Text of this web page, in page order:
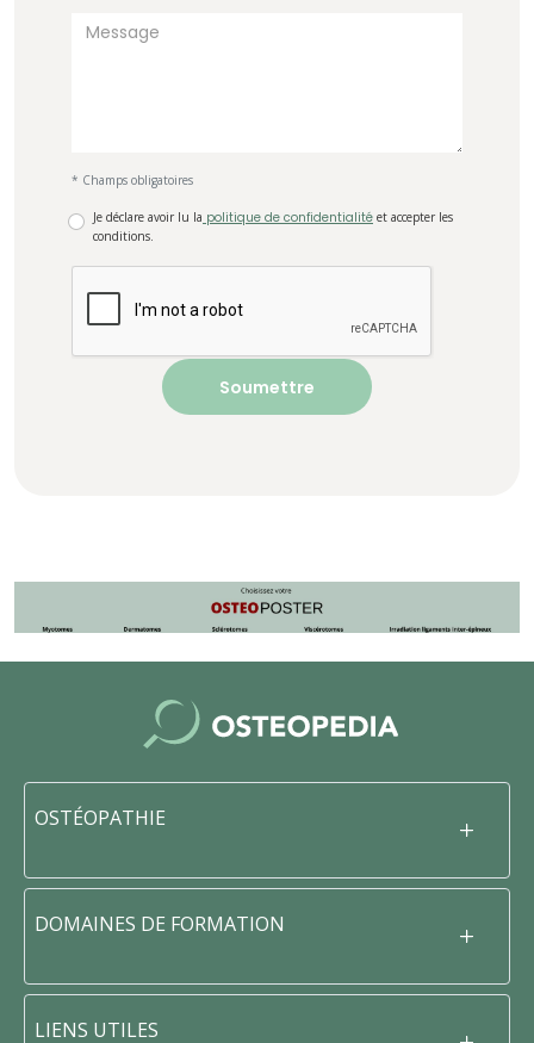
* Champs obligatoires
Je déclare avoir lu la politique de confidentialité et accepter les
conditions.
OSTÉOPATHIE
DOMAINES DE FORMATION
LIENS UTILES